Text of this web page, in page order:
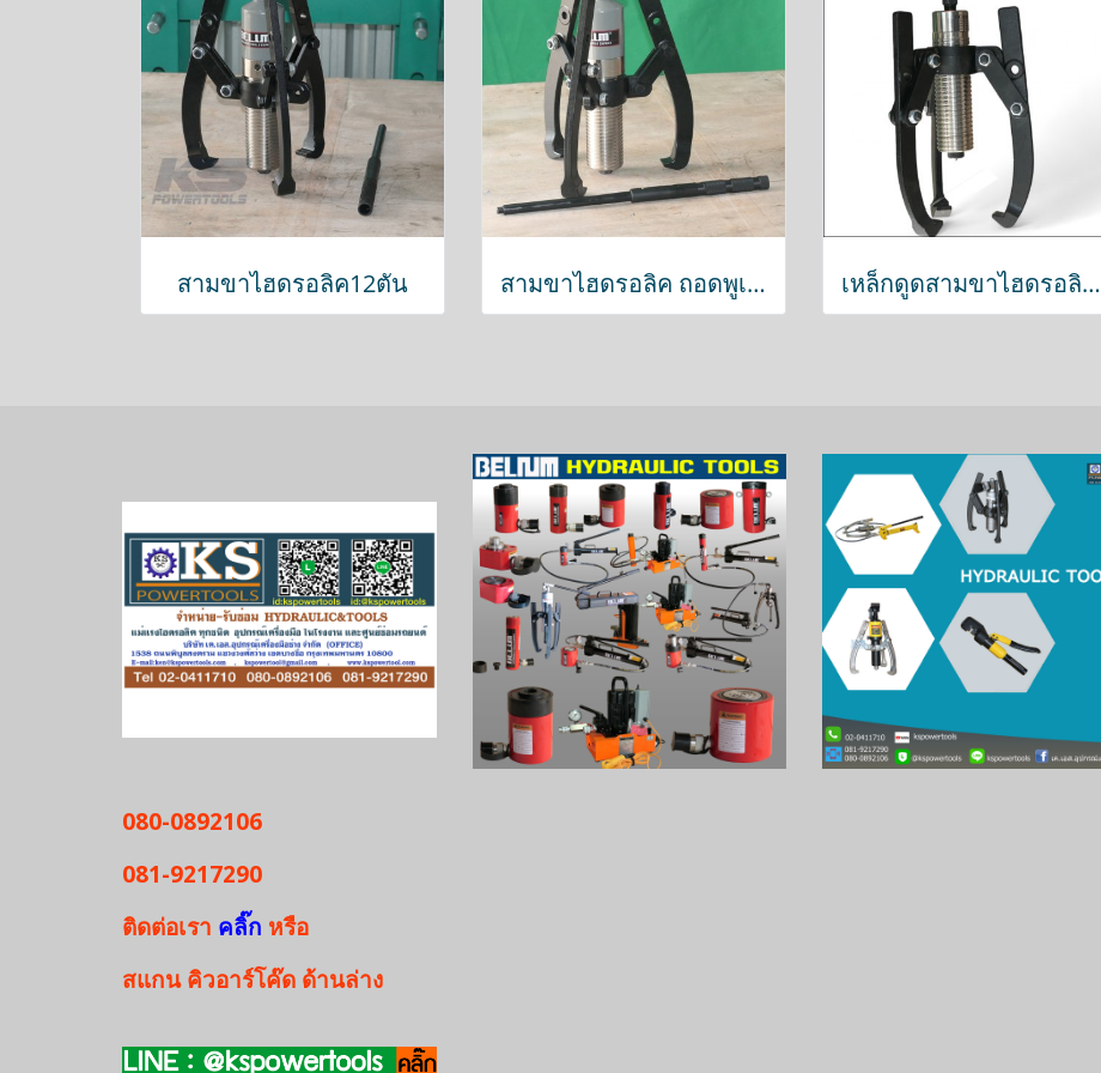
สามขาไฮดรอลิค12ตัน สามขาไฮดรอลิค ถอดพูเล่ย์ 8ตัน เหล็กดูดสามขาไฮดรอลิค แบบแยกปั๊ม
080-0892106
081-9217290
ติดต่อเรา คลิ๊ก หรือ
สแกนคิวอาร์โค๊ด ด้านล่าง